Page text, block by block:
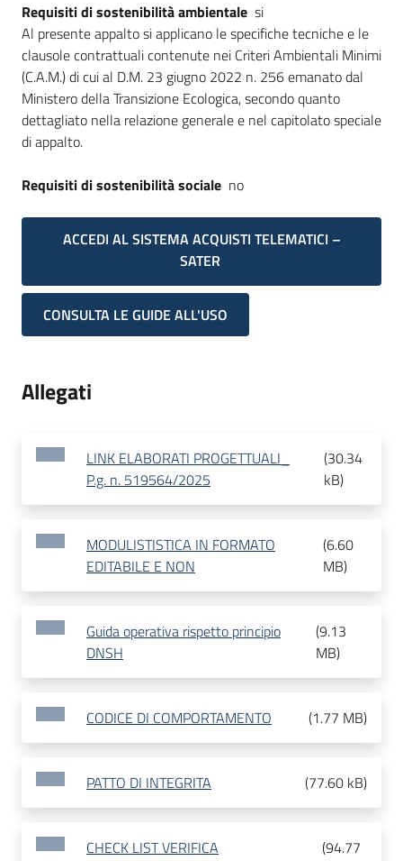
Requisiti di sostenibilità ambientale si
Al presente appalto si applicano le specifiche tecniche e le
clausole contrattuali contenute nei Criteri Ambientali Minimi
(C.A.M.) di cui al D.M. 23 giugno 2022 n. 256 emanato dal
Ministero della Transizione Ecologica, secondo quanto
dettagliato nella relazione generale e nel capitolato speciale
di appalto.
Requisiti di sostenibilità sociale no
ACCEDI AL SISTEMA ACQUISTI TELEMATICI –
SATER
CONSULTA LE GUIDE ALL'USO
Allegati
LINK ELABORATI PROGETTUALI_
P.g. n. 519564/2025
(30.34
kB)
MODULISTISTICA IN FORMATO
EDITABILE E NON
(6.60
MB)
Guida operativa rispetto principio
DNSH
(9.13
MB)
CODICE DI COMPORTAMENTO (1.77 MB)
PATTO DI INTEGRITA (77.60 kB)
CHECK LIST VERIFICA
(94.77